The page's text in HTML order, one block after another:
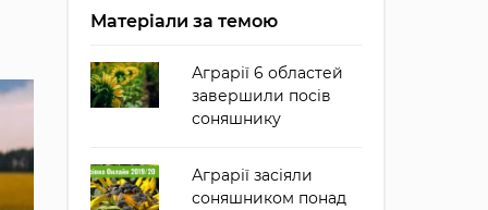
Матеріали за темою
Аграрії 6 областей
завершили посів
соняшнику
Аграрії засіяли
соняшником понад